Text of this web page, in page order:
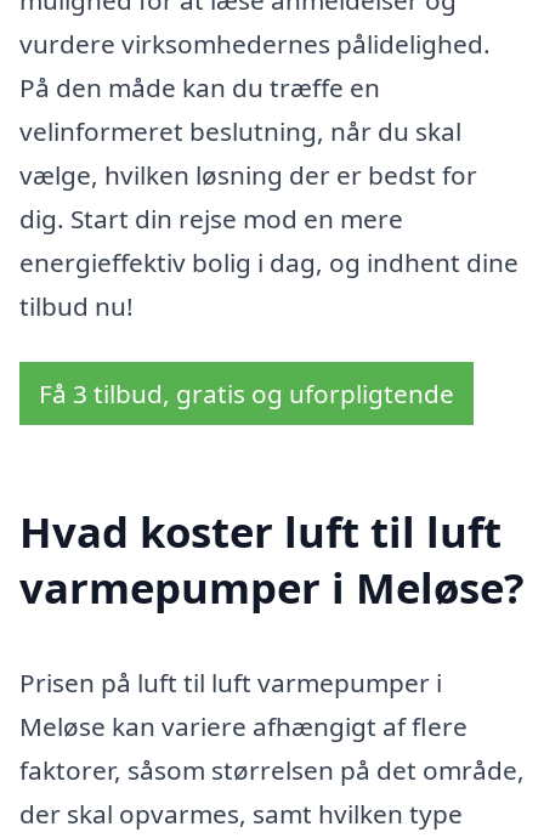
vurdere virksomhedernes pålidelighed.
På den måde kan du træffe en
velinformeret beslutning, når du skal
vælge, hvilken løsning der er bedst for
dig. Start din rejse mod en mere
energieffektiv bolig i dag, og indhent dine
tilbud nu!
Få 3 tilbud, gratis og uforpligtende
Hvad koster luft til luft
varmepumper i Meløse?
Prisen på luft til luft varmepumper i
Meløse kan variere afhængigt af flere
faktorer, såsom størrelsen på det område,
der skal opvarmes, samt hvilken type